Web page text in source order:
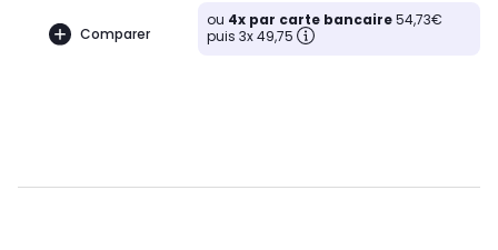
Comparer
ou 4x par carte bancaire54,73€
puis 3x 49,75